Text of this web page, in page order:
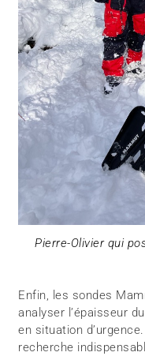
Pierre-Olivier qui
Enfin, les sondes
analyser l’épaisseur
en situation
recherche